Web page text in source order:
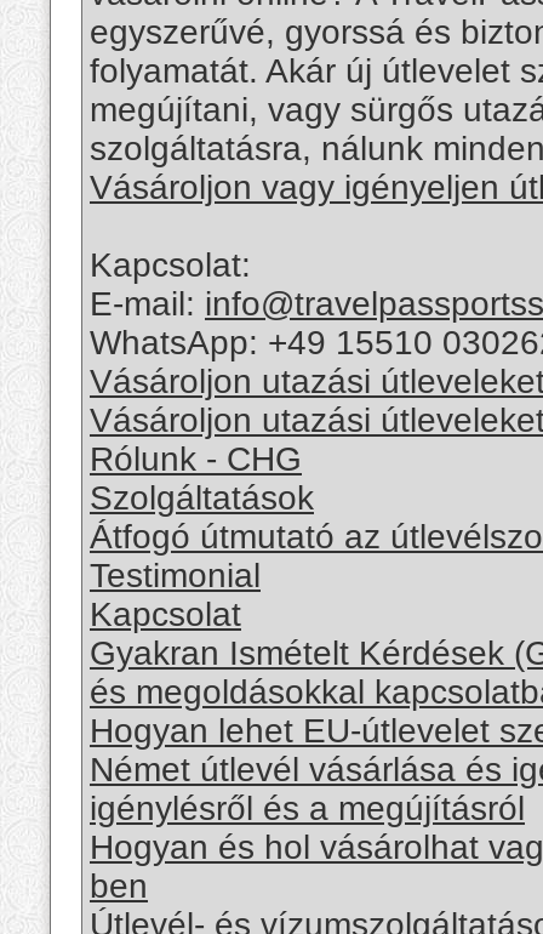
egyszerűvé, gyorssá és
folyamatát. Akár új útlevelet
megújítani, vagy sürgős
szolgáltatásra, nálunk
Vásároljon vagy igényeljen
Kapcsolat:
E-mail:
WhatsApp: +49 15510
Vásároljon utazási
Vásároljon utazási
Rólunk - CHG
Szolgáltatások
Átfogó útmutató az
Testimonial
Kapcsolat
Gyakran Ismételt Kérdések
és megoldásokkal
Hogyan lehet EU-útlevelet
Német útlevél vásárlása és
igénylésről és a megújításról
Hogyan és hol vásárolhat
ben
Útlevél- és